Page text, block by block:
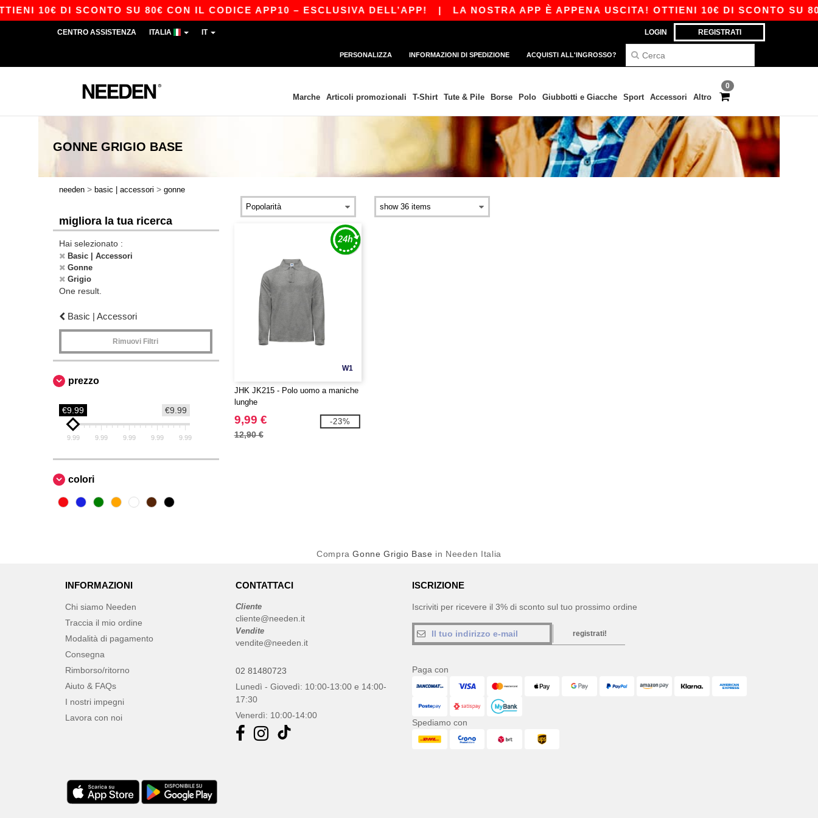
10€ DI SCONTO SU 80€ CON IL CODICE APP10 – ESCLUSIVA DELL’APP!| LA NOSTRA APP È APPENA USCITA! OTTIENI 10€ DI SCONTO SU
LOGIN REGISTRATI
CENTRO ASSISTENZA ITALIA IT
PERSONALIZZA INFORMAZIONI DI SPEDIZIONE ACQUISTI ALL'INGROSSO?
0
Marche Articoli promozionali T-Shirt Tute & Pile Borse Polo Giubbotti e Giacche Sport Accessori Altro
GONNE GRIGIO BASE
needen > basic | accessori > gonne
migliora la tua ricerca
Hai selezionato :
Basic | Accessori
Gonne
Grigio
One result.
Basic | Accessori
Rimuovi Filtri
prezzo
€9.99
€9.99
9.99 9.99 9.99 9.99 9.99
colori
W1
JHK JK215 - Polo uomo a maniche
lunghe
9,99 €
12,90 €
-23%
CompraGonne Grigio Base in Needen Italia
INFORMAZIONI
Chi siamo Needen
Traccia il mio ordine
Modalità di pagamento
Consegna
Rimborso/ritorno
Aiuto & FAQs
I nostri impegni
Lavora con noi
CONTATTACI
Cliente
cliente@needen.it
Vendite
vendite@needen.it
02 81480723
Lunedì - Giovedì: 10:00-13:00 e 14:00-
17:30
Venerdì: 10:00-14:00
ISCRIZIONE
Iscriviti per ricevere il 3% di sconto sul tuo prossimo ordine
registrati!
Paga con
Spediamo con